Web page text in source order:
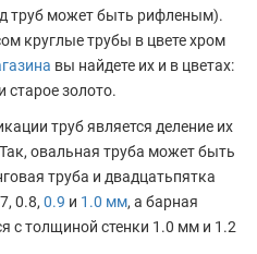
труб может быть рифленым).
круглые трубы в цвете хром
вы найдете их и в цветах:
старое золото.
труб является деление их
овальная труба может быть
труба и двадцатьпятка
0.8, 0.9 и 1.0 мм, а барная
с толщиной стенки 1.0 мм и 1.2